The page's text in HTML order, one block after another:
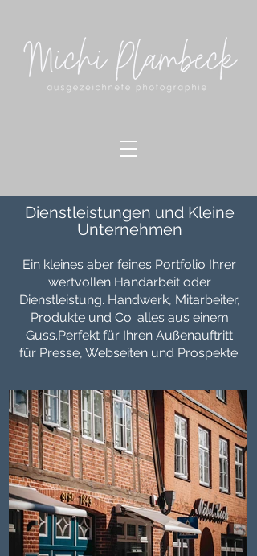
Dienstleistungen und Kleine
Unternehmen
Ein kleines aber feines Portfolio Ihrer
wertvollen Handarbeit oder
Dienstleistung. Handwerk, Mitarbeiter,
Produkte und Co. alles aus einem
Guss.Perfekt für Ihren Außenauftritt
für Presse, Webseiten und Prospekte.